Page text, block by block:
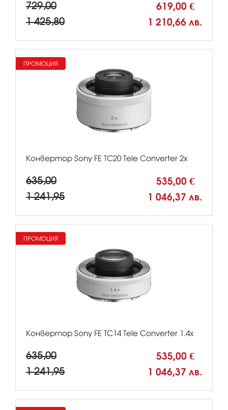
729,00 619,00 €
1 425,80 1 210,66 лв.
Конвертор Sony FE TC20 Tele Converter 2x
635,00 535,00 €
1 241,95 1 046,37 лв.
ПРОМОЦИЯ
Конвертор Sony FE TC14 Tele Converter 1.4x
635,00 535,00 €
1 241,95 1 046,37 лв.
ПРОМОЦИЯ